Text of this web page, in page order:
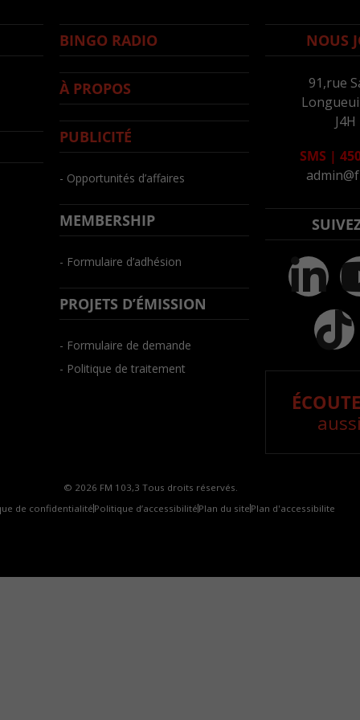
BINGO RADIO
À PROPOS
PUBLICITÉ
- Opportunités d’affaires
MEMBERSHIP
- Formulaire d’adhésion
PROJETS D’ÉMISSION
- Formulaire de demande
- Politique de traitement
NOUS
91,rue
SMS |
© 2026 FM 103,3 Tous droits réservés.
de confidentialité Politique d’accessibilité Plan du site Plan d'accessibilite